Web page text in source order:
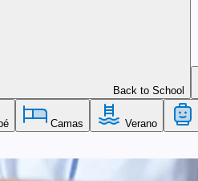
Back to School
Camas Verano